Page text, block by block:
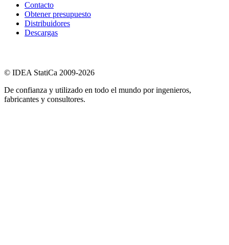
Contacto
Obtener presupuesto
Distribuidores
Descargas
© IDEA StatiCa 2009-2026
De confianza y utilizado en todo el mundo por ingenieros,
fabricantes y consultores.